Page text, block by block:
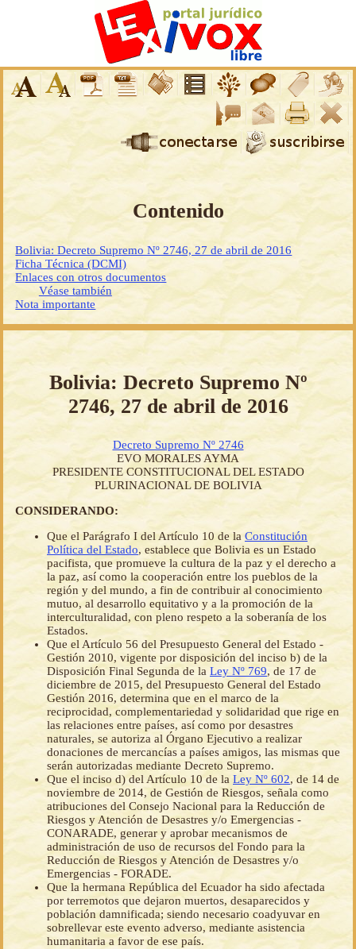
Contenido
Bolivia: Decreto Supremo Nº 2746, 27 de abril de 2016
Ficha Técnica (DCMI)
Enlaces con otros documentos
Véase también
Nota importante
Bolivia: Decreto Supremo Nº
2746, 27 de abril de 2016
Decreto Supremo Nº 2746
EVO MORALES AYMA
PRESIDENTE CONSTITUCIONAL DEL ESTADO
PLURINACIONAL DE BOLIVIA
CONSIDERANDO:
Que el Parágrafo I del Artículo 10 de la Constitución
Política del Estado, establece que Bolivia es un Estado
pacifista, que promueve la cultura de la paz y el derecho a
la paz, así como la cooperación entre los pueblos de la
región y del mundo, a fin de contribuir al conocimiento
mutuo, al desarrollo equitativo y a la promoción de la
interculturalidad, con pleno respeto a la soberanía de los
Estados.
Que el Artículo 56 del Presupuesto General del Estado -
Gestión 2010, vigente por disposición del inciso b) de la
Disposición Final Segunda de la Ley Nº 769, de 17 de
diciembre de 2015, del Presupuesto General del Estado
Gestión 2016, determina que en el marco de la
reciprocidad, complementariedad y solidaridad que rige en
las relaciones entre países, así como por desastres
naturales, se autoriza al Órgano Ejecutivo a realizar
donaciones de mercancías a países amigos, las mismas que
serán autorizadas mediante Decreto Supremo.
Que el inciso d) del Artículo 10 de la Ley Nº 602, de 14 de
noviembre de 2014, de Gestión de Riesgos, señala como
atribuciones del Consejo Nacional para la Reducción de
Riesgos y Atención de Desastres y/o Emergencias -
CONARADE, generar y aprobar mecanismos de
administración de uso de recursos del Fondo para la
Reducción de Riesgos y Atención de Desastres y/o
Emergencias - FORADE.
Que la hermana República del Ecuador ha sido afectada
por terremotos que dejaron muertos, desaparecidos y
población damnificada; siendo necesario coadyuvar en
sobrellevar este evento adverso, mediante asistencia
humanitaria a favor de ese país.